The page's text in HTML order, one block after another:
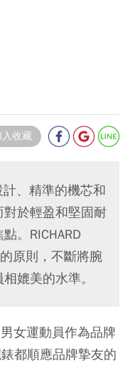
入收藏
計、精準的機芯和
於輕盈和堅固耐
。RICHARD
原則，不斷將腕
媲美的水準。
女運動員作為品牌
都順應品牌摯友的